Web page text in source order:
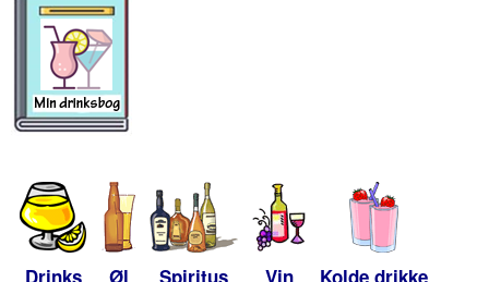
Drinks Øl Spiritus Vin Kolde drikke